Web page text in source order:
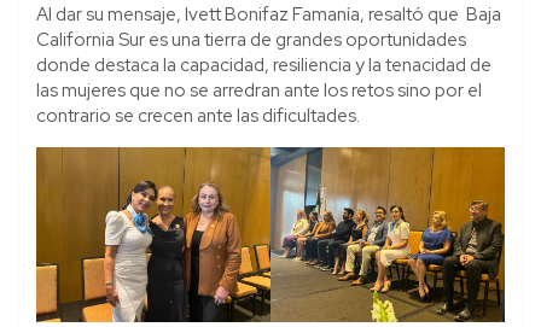
Al dar su mensaje, Ivett Bonifaz Famanía, resaltó que Baja
California Sur es una tierra de grandes oportunidades
donde destaca la capacidad, resiliencia y la tenacidad de
las mujeres que no se arredran ante los retos sino por el
contrario se crecen ante las dificultades.